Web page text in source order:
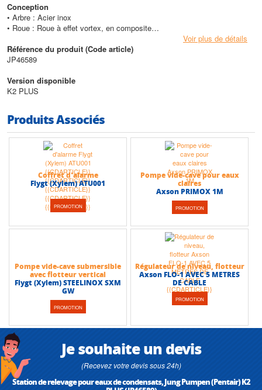
Conception
• Arbre : Acier inox
• Roue : Roue à effet vortex, en composite
• Poids : 3,1 kg
• Tension : Mono
Caractéristiques techniques
• Passage libre : 7 mm
• Hauteur max (HMT) : 4,5 m
• Débit max : 0,5 m3/h
Voir plus de détails
Référence du produit (Code article)
JP46589
Version disponible
K2 PLUS
Produits Associés
PROMOTION
Coffret d'alarme
Flygt (Xylem) ATU001
PROMOTION
Pompe vide-cave pour eaux
claires
Axson PRIMOX 1M
PROMOTION
Pompe vide-cave submersible
avec flotteur vertical
Flygt (Xylem) STEELINOX SXM
GW
PROMOTION
Régulateur de niveau, flotteur
Axson FLO-1 AVEC 5 METRES
DE CABLE
Je souhaite un devis
(Recevez votre devis sous 24h)
Station de relevage pour eaux de condensats, Jung Pumpen (Pentair) K2